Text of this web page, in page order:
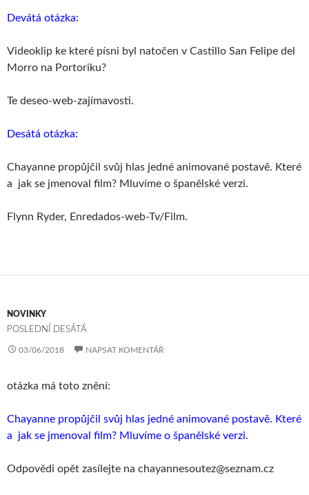
Devátá otázka:
Videoklip ke které písni byl natočen v Castillo San Felipe del
Morro na Portoriku?
Te deseo-web-zajímavosti.
Desátá otázka:
Chayanne propůjčil svůj hlas jedné animované postavě. Které
a jak se jmenoval film? Mluvíme o španělské verzi.
Flynn Ryder, Enredados-web-Tv/Film.
NOVINKY
POSLEDNÍ DESÁTÁ
03/06/2018 NAPSAT KOMENTÁŘ
otázka má toto znění:
Chayanne propůjčil svůj hlas jedné animované postavě. Které
a jak se jmenoval film? Mluvíme o španělské verzi.
Odpovědi opět zasílejte na chayannesoutez@seznam.cz